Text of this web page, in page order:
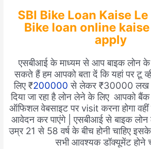
SBI Bike Loan Kaise
Bike loan online
apply
एसबीआई के माध्यम से आप बाइक लोन
सकते हैं हम आपको बता दें कि यहां पर टू
लिए ₹200000 से लेकर ₹30000 लख
दिया जा रहा है लोन लेने के लिए आपको
ऑफिशल वेबसाइट पर visit करना होगा
आवेदन कर पाएंगे | एसबीआई से बाइक
उम्र 21 से 58 वर्ष के बीच होनी चाहिए
सभी आवश्यक डॉक्यूमेंट होने